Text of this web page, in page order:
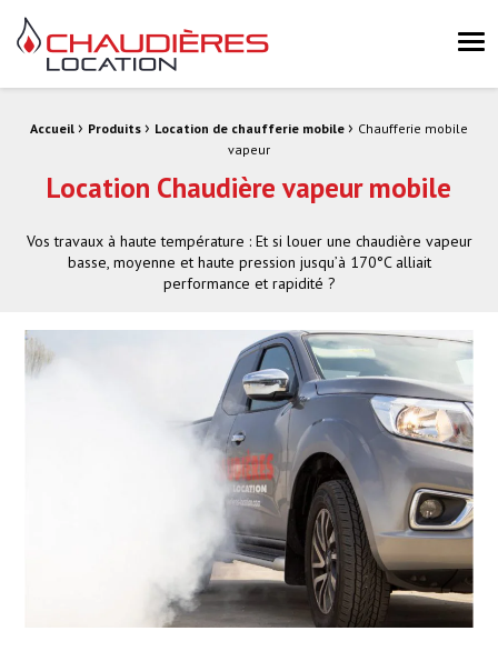
Chaudières Location Location de chaudière et chaufferie mobile
Fil d'Ariane :
Accueil › Produits › Location de chaufferie mobile › Chaufferie mobile
vapeur
Location Chaudière vapeur mobile
Vos travaux à haute température : Et si louer une chaudière vapeur
basse, moyenne et haute pression jusqu’à 170°C alliait
performance et rapidité ?